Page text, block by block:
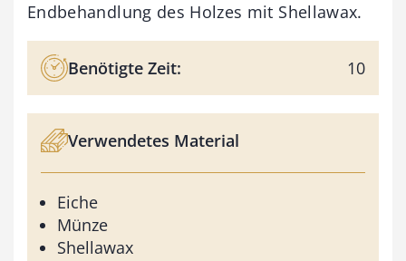
Endbehandlung des Holzes mit Shellawax.
Benötigte Zeit: 10
Verwendetes Material
Eiche
Münze
Shellawax